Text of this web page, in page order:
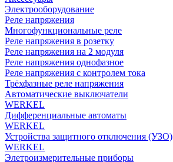
Электрооборудование
Реле напряжения
Многофункциональные реле
Реле напряжения в розетку
Реле напряжения на 2 модуля
Реле напряжения однофазное
Реле напряжения с контролем тока
Трёхфазные реле напряжения
Автоматические выключатели
WERKEL
Дифференциальные автоматы
WERKEL
Устройства защитного отключения (УЗО)
WERKEL
Элетроизмерительные приборы